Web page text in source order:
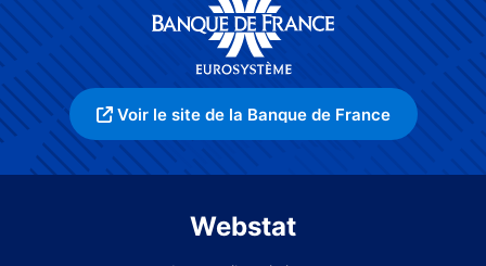
Voir le site de la Banque de France
Webstat